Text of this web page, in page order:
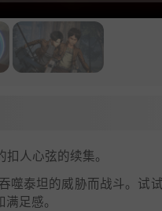
人心弦的续集。
噬泰坦的威胁而战斗。试
足感。